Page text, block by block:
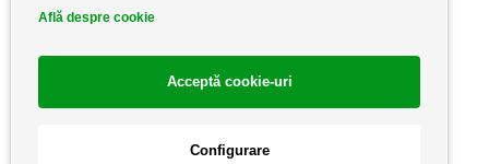
Află despre cookie
Acceptă cookie-uri
Configurare